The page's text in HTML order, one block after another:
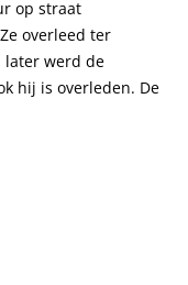
op straat
overleed ter
later werd de
hij is overleden. De